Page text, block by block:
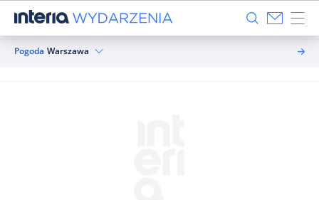
Pogoda Warszawa